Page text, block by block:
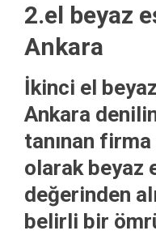
2.el beyaz
Ankara
İkinci el
Ankara
tanınan
olarak beyaz
değerinden
belirli bir